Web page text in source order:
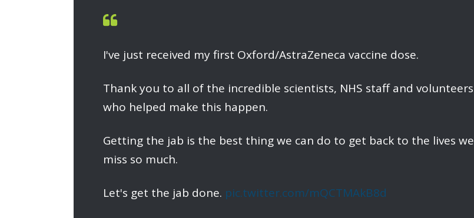
I've just received my first Oxford/AstraZeneca vaccine dose.
Thank you to all of the incredible scientists, NHS staff and volunteers
who helped make this happen.
Getting the jab is the best thing we can do to get back to the lives we
miss so much.
Let's get the jab done. pic.twitter.com/mQCTMAkB8d